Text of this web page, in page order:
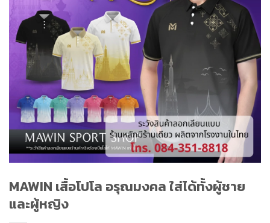
MAWIN เสื้อโปโล อรุณมงคล ใส่ได้ทั้งผู้ชาย
และผู้หญิง